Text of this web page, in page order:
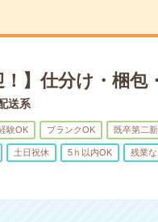
！】仕分け・梱
送系
験OK ブランクOK 既卒第二
土日祝休 5ｈ以内OK 残業な